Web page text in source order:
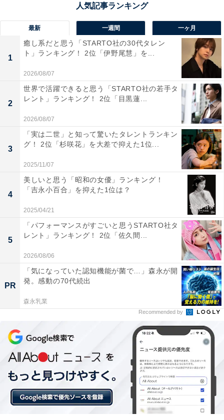
（愛知県／20代女性）、「可愛いけどちょっとズボラ、
いいが溢れ出していてよかったです」（東京都／40代女
性）などのコメントが寄せられました。
1位：『銀魂』（神楽 役）
View this post on Instagram
最新 一週間 一ヶ月
1
癒し系だと思う「STARTO社の30代タレン
ト」ランキング！ 2位「伊野尾慧」を...
2026/08/07
2
世界で活躍できると思う「STARTO社の若手タ
レント」ランキング！ 2位「目黒蓮...
2026/08/07
3
「実は二世」と知って驚いたタレントランキン
グ！ 2位「杉咲花」を大差で抑えた1位...
2025/11/07
4
美しいと思う「昭和の女優」ランキング！
「吉永小百合」を抑えた1位は？
2025/04/21
5
「パフォーマンスがすごいと思うSTARTO社タ
レント」ランキング！ 2位「佐久間...
2026/08/06
PR
「気になっていた認知機能が菌で…」森永が開
発。感動の70代続出
森永乳業
Recommended by